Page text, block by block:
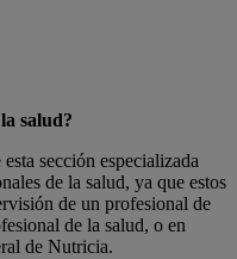
salud?
sección especializada
de la salud, ya que estos
de un profesional de
de la salud, o en
de Nutricia.